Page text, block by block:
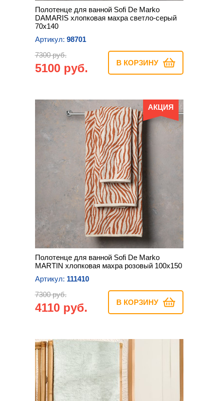
Полотенце для ванной Sofi De Marko
DAMARIS хлопковая махра светло-серый
70х140
Артикул: 98701
7300 руб.
5100 руб. В КОРЗИНУ
АКЦИЯ
Полотенце для ванной Sofi De Marko
MARTIN хлопковая махра розовый 100х150
Артикул: 111410
7300 руб.
4110 руб. В КОРЗИНУ